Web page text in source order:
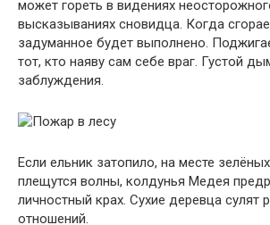
может гореть в видениях
высказываниях сновидца. Когда
задуманное будет выполнено.
тот, кто наяву сам себе враг. Густой
заблуждения.
Если ельник затопило, на месте
плещутся волны, колдунья Медея
личностный крах. Сухие деревца сулят
отношений.